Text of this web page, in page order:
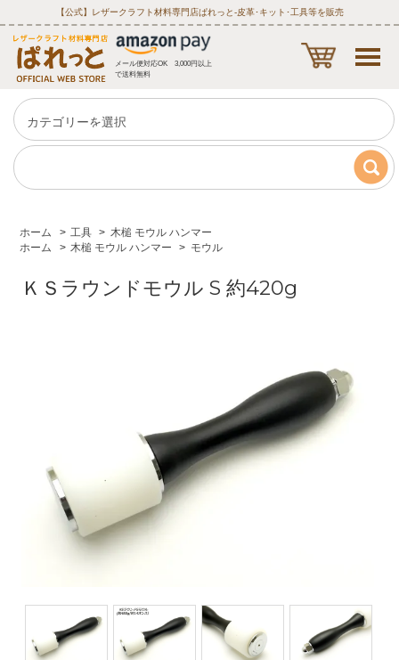
【公式】レザークラフト材料専門店ぱれっと‐皮革･キット･工具等を販売
メール便対応OK 3,000円以上
で送料無料
ホーム > 工具 > 木槌 モウル ハンマー
ホーム
> 木槌 モウル ハンマー > モウル
ＫＳラウンドモウル S 約420g